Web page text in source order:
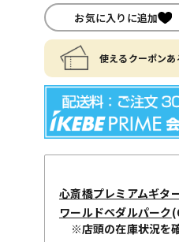
お気に入りに追加
使えるクーポン
心斎橋プレミアムギタ
ワールドペダルパーク
※店頭の在庫状況を